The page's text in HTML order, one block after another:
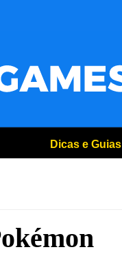
Dicas e Guias